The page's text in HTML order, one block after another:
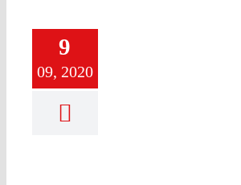
9
09, 2020